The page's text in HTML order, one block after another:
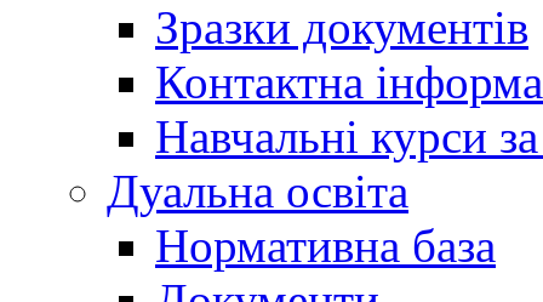
Зразки документів
Контактна
Навчальні курси
Дуальна освіта
Нормативна база